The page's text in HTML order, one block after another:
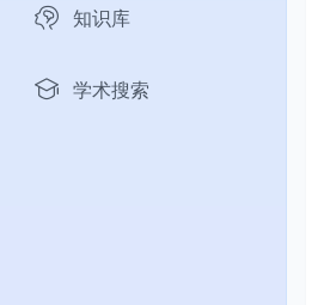
知识库
学术搜索